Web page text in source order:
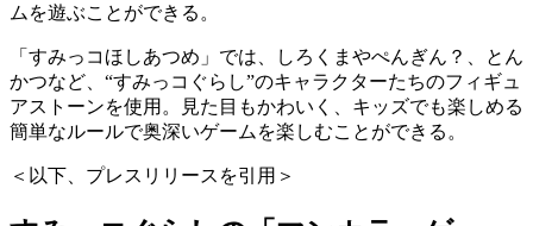
ムを遊ぶことができる。
「すみっコほしあつめ」では、しろくまやぺんぎん？、とん
かつなど、“すみっコぐらし”のキャラクターたちのフィギュ
アストーンを使用。見た目もかわいく、キッズでも楽しめる
簡単なルールで奥深いゲームを楽しむことができる。
＜以下、プレスリリースを引用＞